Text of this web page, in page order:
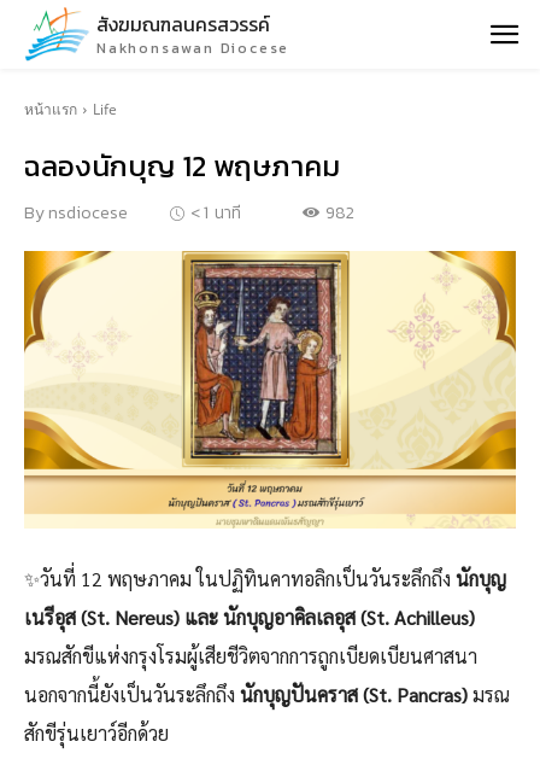
สังฆมณฑลนครสวรรค์
Nakhonsawan Diocese
หน้าแรก Life
ฉลองนักบุญ 12 พฤษภาคม
Bynsdiocese < 1 นาที 982
✨วันที่ 12 พฤษภาคม ในปฏิทินคาทอลิกเป็นวันระลึกถึง นักบุญ
เนรีอุส (St. Nereus) และ นักบุญอาคิลเลอุส (St. Achilleus)
มรณสักขีแห่งกรุงโรมผู้เสียชีวิตจากการถูกเบียดเบียนศาสนา
นอกจากนี้ยังเป็นวันระลึกถึง นักบุญปันคราส (St. Pancras)มรณ
สักขีรุ่นเยาว์อีกด้วย